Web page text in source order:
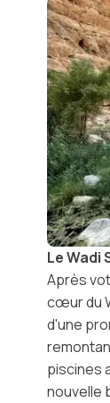
Le Wadi
Après
cœur du
d'une
piscines
nouvelle